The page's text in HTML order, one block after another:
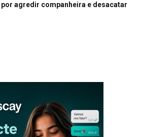
agredir companheira e desacatar